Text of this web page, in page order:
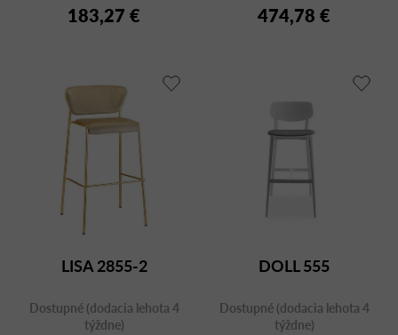
183,27 € 474,78 €
LISA 2855-2
Dostupné (dodacia lehota 4
týždne)
DOLL 555
Dostupné (dodacia lehota 4
týždne)